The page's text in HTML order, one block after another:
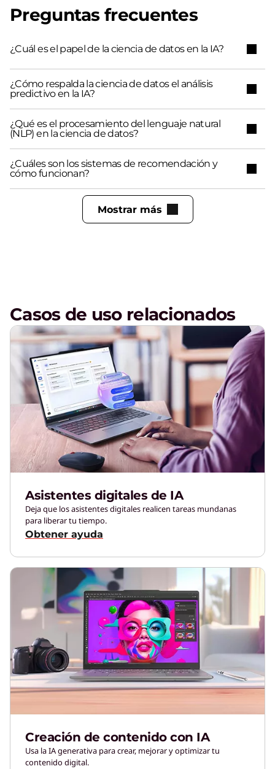
Preguntas frecuentes
¿Cuál es el papel de la ciencia de datos en la IA?
¿Cómo respalda la ciencia de datos el análisis
predictivo en la IA?
¿Qué es el procesamiento del lenguaje natural
(NLP) en la ciencia de datos?
¿Cuáles son los sistemas de recomendación y
cómo funcionan?
Mostrar más
Casos de uso relacionados
Asistentes digitales de IA
Deja que los asistentes digitales realicen tareas mundanas
para liberar tu tiempo.
Obtener ayuda
Creación de contenido con IA
Usa la IA generativa para crear, mejorar y optimizar tu
contenido digital.